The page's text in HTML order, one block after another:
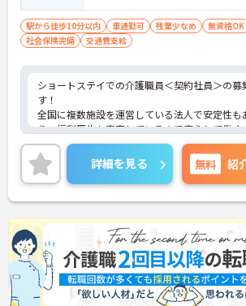
駅から徒歩10分以内 車通勤可 残業少なめ 無資格OK
社会保険完備
交通費支給
ショートステイでの介護職員＜契約社員＞の募
す！
全国に複数施設を運営している法人で安定性も
り、福利厚生も充実しているので安心して働く
ができます♪
ご興味のある方には、面接対策ポイントなどさ
詳細をお話いたしますので、お気軽にご相談く
い。
詳細を見る 無料 紹